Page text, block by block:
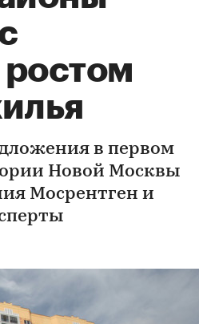
в первом
Новой Москвы
Мосрентген и